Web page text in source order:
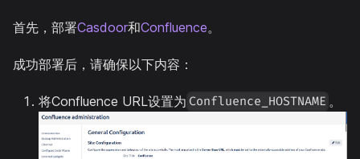
首先，部署Casdoor和Confluence。
成功部署后，请确保以下内容：
将Confluence URL设置为 Confluence_HOSTNAME 。